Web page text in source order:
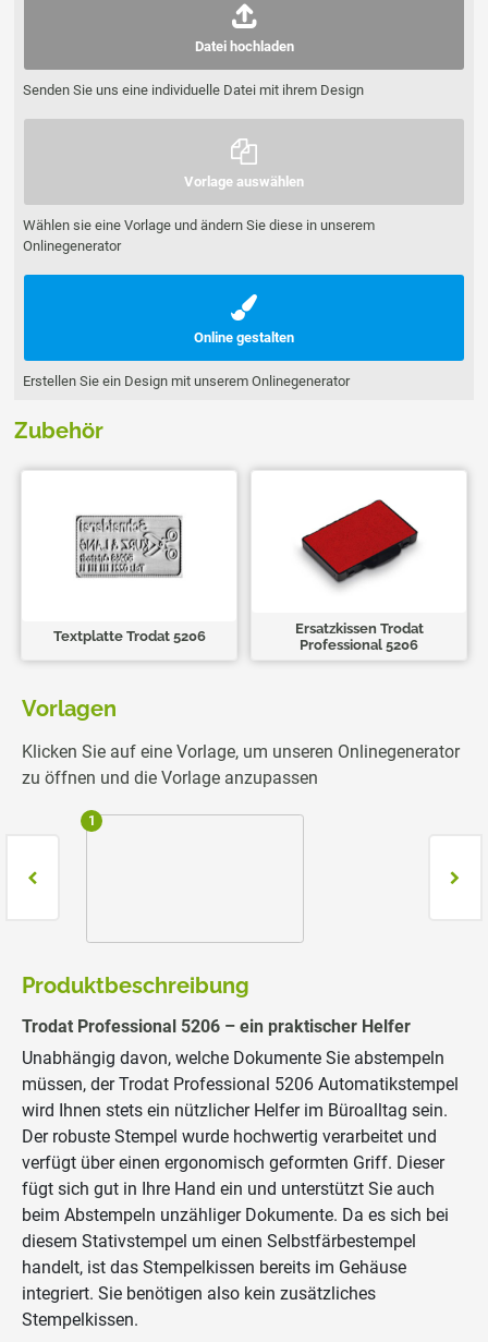
Datei hochladen
Senden Sie uns eine individuelle Datei mit ihrem Design
Vorlage auswählen
Wählen sie eine Vorlage und ändern Sie diese in unserem
Onlinegenerator
Online gestalten
Erstellen Sie ein Design mit unserem Onlinegenerator
Zubehör
Textplatte Trodat 5206
Ersatzkissen Trodat
Professional 5206
Vorlagen
Klicken Sie auf eine Vorlage, um unseren Onlinegenerator
zu öffnen und die Vorlage anzupassen
1
Produktbeschreibung
Trodat Professional 5206 – ein praktischer Helfer
Unabhängig davon, welche Dokumente Sie abstempeln
müssen, der Trodat Professional 5206 Automatikstempel
wird Ihnen stets ein nützlicher Helfer im Büroalltag sein.
Der robuste Stempel wurde hochwertig verarbeitet und
verfügt über einen ergonomisch geformten Griff. Dieser
fügt sich gut in Ihre Hand ein und unterstützt Sie auch
beim Abstempeln unzähliger Dokumente. Da es sich bei
diesem Stativstempel um einen Selbstfärbestempel
handelt, ist das Stempelkissen bereits im Gehäuse
integriert. Sie benötigen also kein zusätzliches
Stempelkissen.